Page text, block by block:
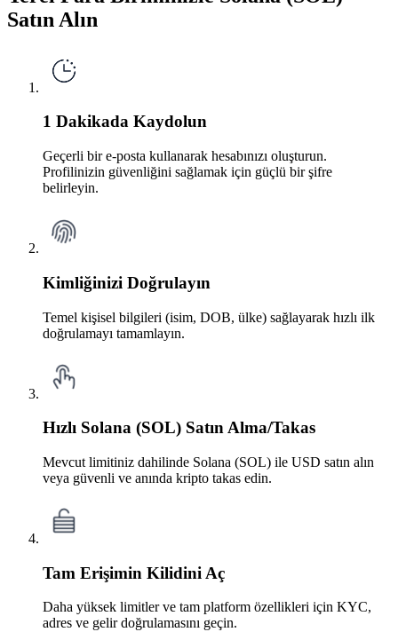
Satın Alın
1 Dakikada Kaydolun
Geçerli bir e-posta kullanarak hesabınızı oluşturun.
Profilinizin güvenliğini sağlamak için güçlü bir şifre
belirleyin.
Kimliğinizi Doğrulayın
Temel kişisel bilgileri (isim, DOB, ülke) sağlayarak hızlı ilk
doğrulamayı tamamlayın.
Hızlı Solana (SOL) Satın Alma/Takas
Mevcut limitiniz dahilinde Solana (SOL) ile USD satın alın
veya güvenli ve anında kripto takas edin.
Tam Erişimin Kilidini Aç
Daha yüksek limitler ve tam platform özellikleri için KYC,
adres ve gelir doğrulamasını geçin.